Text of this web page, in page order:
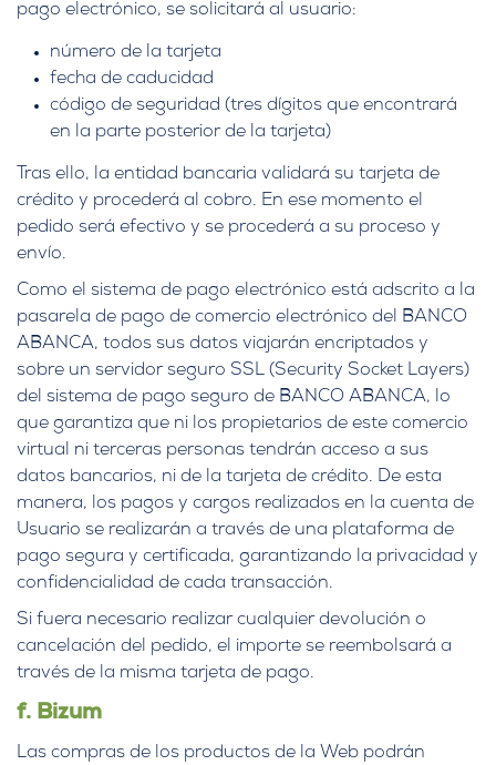
pago electrónico, se solicitará al usuario:
número de la tarjeta
fecha de caducidad
código de seguridad (tres dígitos que encontrará
en la parte posterior de la tarjeta)
Tras ello, la entidad bancaria validará su tarjeta de
crédito y procederá al cobro. En ese momento el
pedido será efectivo y se procederá a su proceso y
envío.
Como el sistema de pago electrónico está adscrito a la
pasarela de pago de comercio electrónico del BANCO
ABANCA, todos sus datos viajarán encriptados y
sobre un servidor seguro SSL (Security Socket Layers)
del sistema de pago seguro de BANCO ABANCA, lo
que garantiza que ni los propietarios de este comercio
virtual ni terceras personas tendrán acceso a sus
datos bancarios, ni de la tarjeta de crédito. De esta
manera, los pagos y cargos realizados en la cuenta de
Usuario se realizarán a través de una plataforma de
pago segura y certificada, garantizando la privacidad y
confidencialidad de cada transacción.
Si fuera necesario realizar cualquier devolución o
cancelación del pedido, el importe se reembolsará a
través de la misma tarjeta de pago.
f. Bizum
Las compras de los productos de la Web podrán